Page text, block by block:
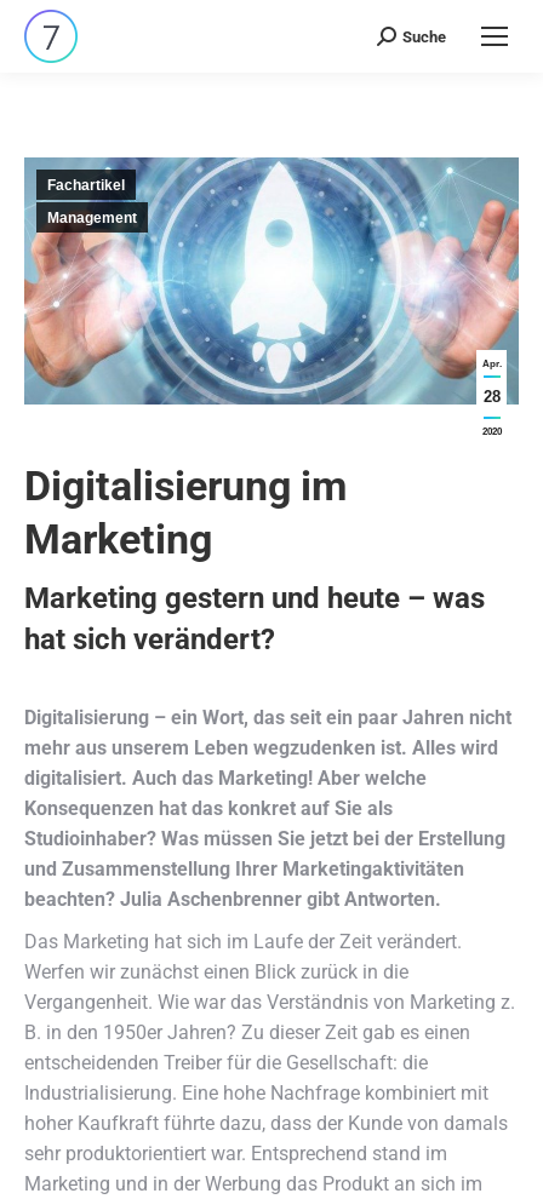
Search:
Suche
Apr.
28
2020
Fachartikel
Management
Digitalisierung im
Marketing
Marketing gestern und heute – was
hat sich verändert?
Digitalisierung – ein Wort, das seit ein paar Jahren nicht
mehr aus unserem Leben wegzudenken ist. Alles wird
digitalisiert. Auch das Marketing! Aber welche
Konsequenzen hat das konkret auf Sie als
Studioinhaber? Was müssen Sie jetzt bei der Erstellung
und Zusammenstellung Ihrer Marketingaktivitäten
beachten? Julia Aschenbrenner gibt Antworten.
Das Marketing hat sich im Laufe der Zeit verändert.
Werfen wir zunächst einen Blick zurück in die
Vergangenheit. Wie war das Verständnis von Marketing z.
B. in den 1950er Jahren? Zu dieser Zeit gab es einen
entscheidenden Treiber für die Gesellschaft: die
Industrialisierung. Eine hohe Nachfrage kombiniert mit
hoher Kaufkraft führte dazu, dass der Kunde von damals
sehr produktorientiert war. Entsprechend stand im
Marketing und in der Werbung das Produkt an sich im